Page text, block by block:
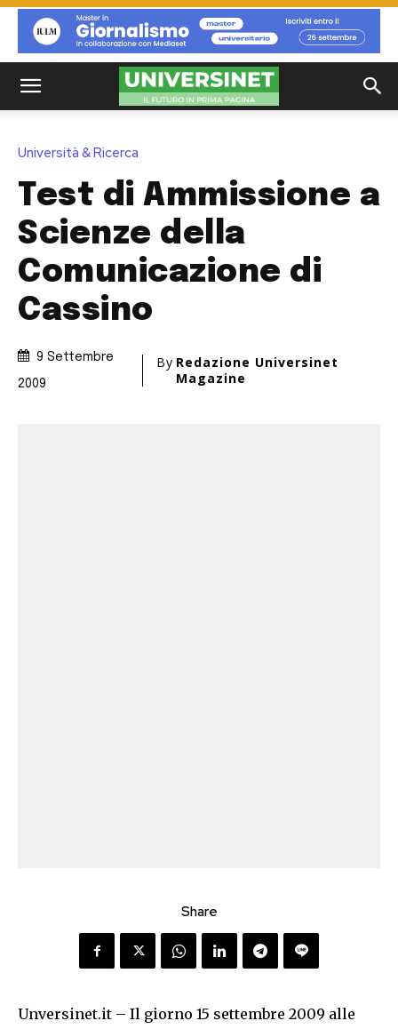
Università & Ricerca
Test di Ammissione a
Scienze della
Comunicazione di
Cassino
9 Settembre
2009
By Redazione Universinet
Magazine
Share
Unversinet.it – Il giorno 15 settembre 2009 alle